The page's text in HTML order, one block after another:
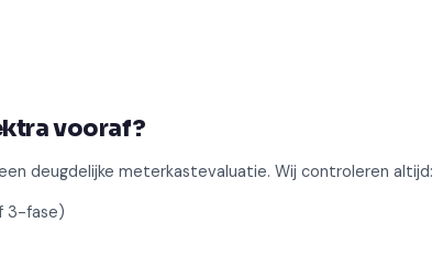
vooraf?
deugdelijke meterkastevaluatie. Wij controleren altijd:
3-fase)